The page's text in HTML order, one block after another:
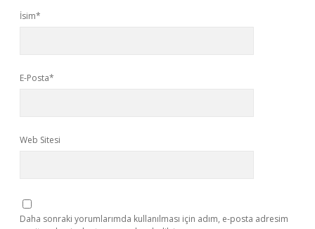
İsim*
E-Posta*
Web Sitesi
Daha sonraki yorumlarımda kullanılması için adım, e-posta adresim